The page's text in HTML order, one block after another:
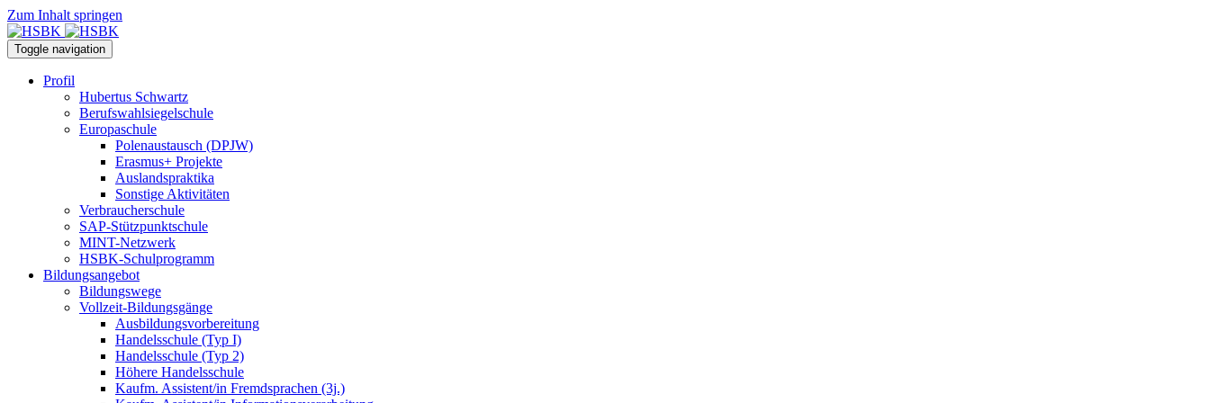
Zum Inhalt springen
Toggle navigation
Profil
Hubertus Schwartz
Berufswahlsiegelschule
Europaschule
Polenaustausch (DPJW)
Erasmus+ Projekte
Auslandspraktika
Sonstige Aktivitäten
Verbraucherschule
SAP-Stützpunktschule
MINT-Netzwerk
HSBK-Schulprogramm
Bildungsangebot
Bildungswege
Vollzeit-Bildungsgänge
Ausbildungsvorbereitung
Handelsschule (Typ I)
Handelsschule (Typ 2)
Höhere Handelsschule
Kaufm. Assistent/in­ Fremdsprachen (3j.)